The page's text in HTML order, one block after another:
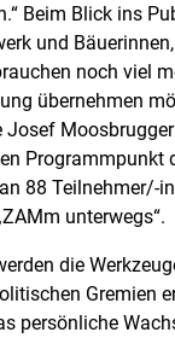
Beim Blick ins
und
noch viel
übernehmen
Josef
Programmpunkt
88 Teilnehmer/-
unterwegs“.
die
Gremien
persönliche